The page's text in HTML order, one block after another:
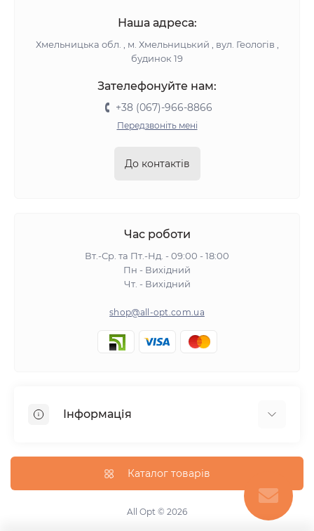
Наша адреса:
Хмельницька обл. , м. Хмельницький , вул. Геологів ,
будинок 19
Зателефонуйте нам:
+38 (067)-966-8866
Передзвоніть мені
До контактів
Час роботи
Вт.-Ср. та Пт.-Нд. - 09:00 - 18:00
Пн - Вихідний
Чт. - Вихідний
shop@all-opt.com.ua
Інформація
Оплата та доставка
Повернення та обмін
Політика конфіденційності
Каталог товарів
All Opt © 2026